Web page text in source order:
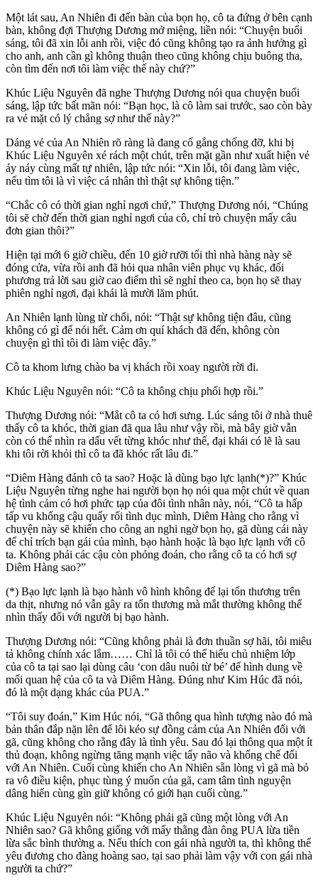
Một lát sau, An Nhiên đi đến bàn của bọn họ, cô ta đứng ở bên cạnh
bàn, không đợi Thượng Dương mở miệng, liền nói: “Chuyện buổi
sáng, tôi đã xin lỗi anh rồi, việc đó cũng không tạo ra ảnh hưởng gì
cho anh, anh cần gì không thuận theo cũng không chịu buông tha,
còn tìm đến nơi tôi làm việc thế này chứ?”
Khúc Liệu Nguyên đã nghe Thượng Dương nói qua chuyện buổi
sáng, lập tức bất mãn nói: “Bạn học, là cô làm sai trước, sao còn bày
ra vẻ mặt có lý chẳng sợ như thế này?”
Dáng vẻ của An Nhiên rõ ràng là đang cố gắng chống đỡ, khi bị
Khúc Liệu Nguyên xé rách một chút, trên mặt gần như xuất hiện vẻ
áy náy cùng mất tự nhiên, lập tức nói: “Xin lỗi, tôi đang làm việc,
nếu tìm tôi là vì việc cá nhân thì thật sự không tiện.”
“Chắc cô có thời gian nghỉ ngơi chứ,” Thượng Dương nói, “Chúng
tôi sẽ chờ đến thời gian nghỉ ngơi của cô, chỉ trò chuyện mấy câu
đơn gian thôi?”
Hiện tại mới 6 giờ chiều, đến 10 giờ rưỡi tối thì nhà hàng này sẽ
đóng cửa, vừa rồi anh đã hỏi qua nhân viên phục vụ khác, đối
phương trả lời sau giờ cao điểm thì sẽ nghỉ theo ca, bọn họ sẽ thay
phiên nghỉ ngơi, đại khái là mười lăm phút.
An Nhiên lạnh lùng từ chối, nói: “Thật sự không tiện đâu, cũng
không có gì để nói hết. Cảm ơn quí khách đã đến, không còn
chuyện gì thì tôi đi làm việc đây.”
Cô ta khom lưng chào ba vị khách rồi xoay người rời đi.
Khúc Liệu Nguyên nói: “Cô ta không chịu phối hợp rồi.”
Thượng Dương nói: “Mắt cô ta có hơi sưng. Lúc sáng tôi ở nhà thuê
thấy cô ta khóc, thời gian đã qua lâu như vậy rồi, mà bây giờ vẫn
còn có thể nhìn ra dấu vết từng khóc như thế, đại khái có lẽ là sau
khi tôi rời khỏi thì cô ta đã khóc rất lâu đi.”
“Diêm Hàng đánh cô ta sao? Hoặc là dùng bạo lực lạnh(*)?” Khúc
Liệu Nguyên từng nghe hai người bọn họ nói qua một chút về quan
hệ tình cảm có hơi phức tạp của đôi tình nhân này, nói, “Cô ta hấp
tấp vu khống cậu quấy rối tình dục mình, Diêm Hàng cho rằng vì
chuyện này sẽ khiến cho công an nghi ngờ bọn họ, gã dùng cái này
để chỉ trích bạn gái của mình, bạo hành hoặc là bạo lực lạnh với cô
ta. Không phải các cậu còn phỏng đoán, cho rằng cô ta có hơi sợ
Diêm Hàng sao?”
(*) Bạo lực lạnh là bạo hành vô hình không để lại tổn thương trên
da thịt, nhưng nó vẫn gây ra tổn thương mà mắt thường không thể
nhìn thấy đối với người bị bạo hành.
Thượng Dương nói: “Cũng không phải là đơn thuần sợ hãi, tôi miêu
tả không chính xác lắm…… Chỉ là tôi có thể hiểu chủ nhiệm lớp
của cô ta tại sao lại dùng câu ‘con dâu nuôi từ bé’ để hình dung về
mối quan hệ của cô ta và Diêm Hàng. Đúng như Kim Húc đã nói,
đó là một dạng khác của PUA.”
“Tôi suy đoán,” Kim Húc nói, “Gã thông qua hình tượng nào đó mà
bản thân đắp nặn lên để lôi kéo sự đồng cảm của An Nhiên đối với
gã, cũng không cho rằng đây là tình yêu. Sau đó lại thông qua một ít
thủ đoạn, không ngừng tăng mạnh việc tẩy não và khống chế đối
với An Nhiên. Cuối cùng khiến cho An Nhiên sẵn lòng vì gã mà bỏ
ra vô điều kiện, phục tùng ý muốn của gã, cam tâm tình nguyện
dâng hiến cùng gìn giữ không có giới hạn cuối cùng.”
Khúc Liệu Nguyên nói: “Không phải gã cũng một lòng với An
Nhiên sao? Gã không giống với mấy thằng đàn ông PUA lừa tiền
lừa sắc bình thường a. Nếu thích con gái nhà người ta, thì không thể
yêu đương cho đàng hoàng sao, tại sao phải làm vậy với con gái nhà
người ta chứ?”